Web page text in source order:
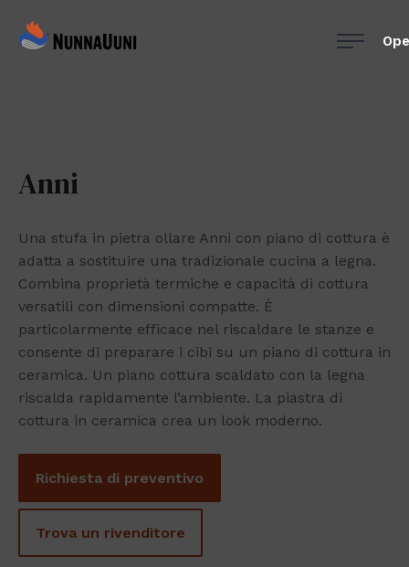
NunnaUuni
Anni
Una stufa in pietra ollare Anni con piano di cottura è
adatta a sostituire una tradizionale cucina a legna.
Combina proprietà termiche e capacità di cottura
versatili con dimensioni compatte. È
particolarmente efficace nel riscaldare le stanze e
consente di preparare i cibi su un piano di cottura in
ceramica. Un piano cottura scaldato con la legna
riscalda rapidamente l’ambiente. La piastra di
cottura in ceramica crea un look moderno.
Richiesta di preventivo
Trova un rivenditore